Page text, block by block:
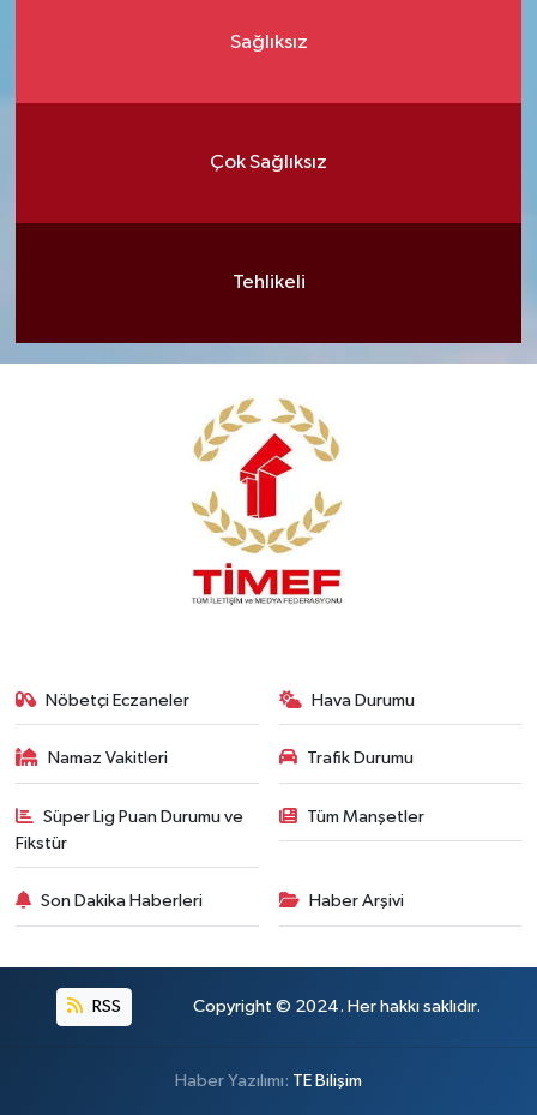
Sağlıksız
Çok Sağlıksız
Tehlikeli
Nöbetçi Eczaneler Hava Durumu
Namaz Vakitleri Trafik Durumu
Süper Lig Puan Durumu ve
Fikstür
Tüm Manşetler
Son Dakika Haberleri Haber Arşivi
RSS Copyright © 2024. Her hakkı saklıdır.
Haber Yazılımı: TE Bilişim